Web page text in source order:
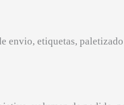
envio, etiquetas,